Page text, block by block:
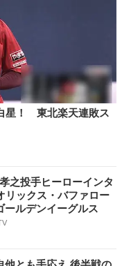
星！ 東北楽天連敗ス
之投手ヒーローインタ
リックス・バファロー
ールデンイーグルス